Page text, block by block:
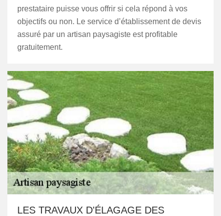
prestataire puisse vous offrir si cela répond à vos
objectifs ou non. Le service d’établissement de devis
assuré par un artisan paysagiste est profitable
gratuitement.
LES TRAVAUX D'ÉLAGAGE DES